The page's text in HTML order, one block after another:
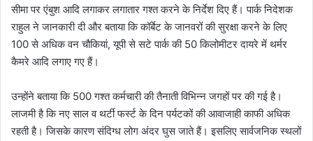
सीमा पर एंबुश आदि लगाकर लगातार गश्त करने के निर्देश दिए हैं। पार्क निदेशक
राहुल ने जानकारी दी और बताया कि कॉर्बेट के जानवरों की सुरक्षा करने के लिए
100 से अधिक वन चौकियां, यूपी से सटे पार्क की 50 किलोमीटर दायरे में थर्मर
कैमरे आदि लगाए गए हैं।
उन्होंने बताया कि 500 गश्त कर्मचारी की तैनाती विभिन्न जगहों पर की गई है।
लाजमी है कि नए साल व थर्टी फर्स्ट के दिन पर्यटकों की आवाजाही काफी अधिक
रहती है। जिसके कारण संदिग्ध लोग अंदर घुस जाते हैं। इसलिए सार्वजनिक स्थलों